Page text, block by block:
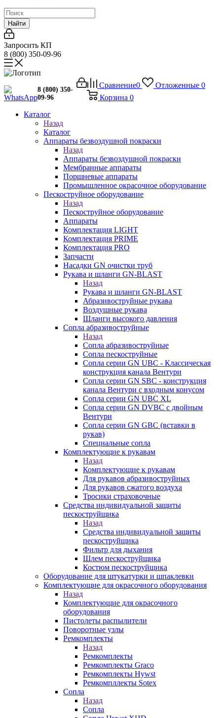
Найти
Запросить КП
8 (800) 350-09-96
Сравнение0 Отложенные 0
Корзина 0
8 (800) 350-
09-96
Каталог
Назад
Каталог
Аппараты безвоздушной покраски
Назад
Аппараты безвоздушной покраски
Мембранные аппараты
Поршневые аппараты
Промышленное окрасочное оборудование
Пескоструйное оборудование
Назад
Пескоструйное оборудование
Аппараты
Комплектация LIGHT
Комплектация PRIME
Комплектация PRO
Запчасти
Насадки GN очистки труб
Рукава и шланги GN-BLAST
Назад
Рукава и шланги GN-BLAST
Абразивоструйные рукава
Воздушные рукава
Шланги высокого давления
Сопла абразивоструйные
Назад
Сопла абразивоструйные
Сопла пескоструйные
Сопла серии GN UBC - Классическая
конструкция канала Вентури
Сопла серии GN SBC - конструкция
канала Вентури c входным конусом
Сопла серии GN UBC XL
Сопла серии GN DVBC с двойным
Вентури
Сопла серии GN GBC (вставки в
рукав)
Специальные сопла
Комплектующие к рукавам
Назад
Комплектующие к рукавам
Для рукавов абразивоструйных
Для рукавов сжатого воздуха
Тросики страховочные
Средства индивидуальной защиты
пескоструйщика
Назад
Средства индивидуальной защиты
пескоструйщика
Фильтр для дыхания
Шлем пескоструйщика
Костюм пескоструйщика
Оборудование для штукатурки и шпаклевки
Комплектующие для окрасочного оборудования
Назад
Комплектующие для окрасочного
оборудования
Пистолеты распылители
Поворотные узлы
Ремкомплекты
Назад
Ремкомплекты
Ремкомплекты Graco
Ремкомплекты Hywst
Ремкомпллекты Sotex
Сопла
Назад
Сопла